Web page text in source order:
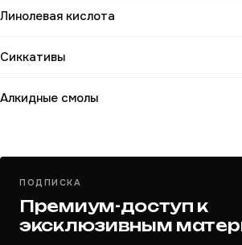
Линолевая кислота
Сиккативы
Алкидные смолы
ПОДПИСКА
Премиум-доступ к
эксклюзивным